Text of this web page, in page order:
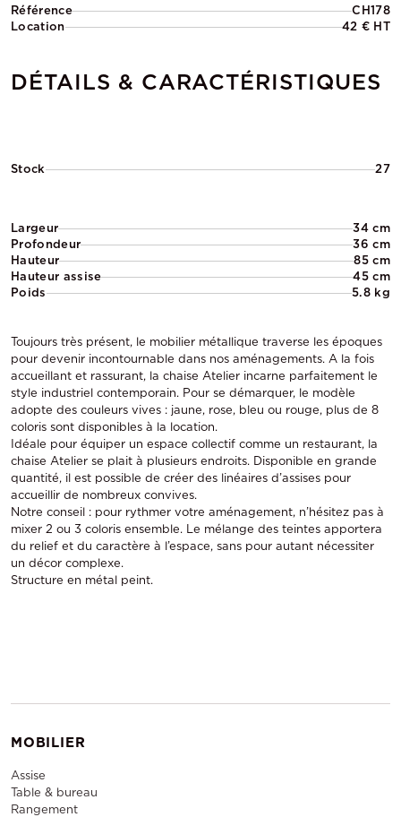
Référence
CH178
Location
42 € HT
DÉTAILS & CARACTÉRISTIQUES
Stock 27
Largeur
34 cm
Profondeur
36 cm
Hauteur
85 cm
Hauteur assise
45 cm
Poids
5.8 kg
Toujours très présent, le mobilier métallique traverse les époques
pour devenir incontournable dans nos aménagements. A la fois
accueillant et rassurant, la chaise Atelier incarne parfaitement le
style industriel contemporain. Pour se démarquer, le modèle
adopte des couleurs vives : jaune, rose, bleu ou rouge, plus de 8
coloris sont disponibles à la location.
Idéale pour équiper un espace collectif comme un restaurant, la
chaise Atelier se plait à plusieurs endroits. Disponible en grande
quantité, il est possible de créer des linéaires d’assises pour
accueillir de nombreux convives.
Notre conseil : pour rythmer votre aménagement, n’hésitez pas à
mixer 2 ou 3 coloris ensemble. Le mélange des teintes apportera
du relief et du caractère à l’espace, sans pour autant nécessiter
un décor complexe.
Structure en métal peint.
MOBILIER
Assise
Table & bureau
Rangement